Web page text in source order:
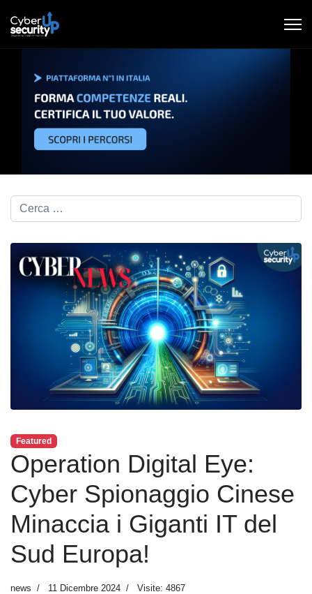
Cerca nel blog...
Featured
Operation Digital Eye:
Cyber Spionaggio Cinese
Minaccia i Giganti IT del
Sud Europa!
news 11 Dicembre 2024 Visite: 4867